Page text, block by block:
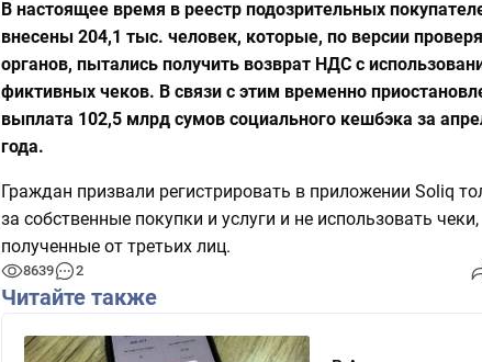
В настоящее время в реестр подозрительных
внесены 204,1 тыс. человек, которые, по версии
органов, пытались получить возврат НДС с
фиктивных чеков. В связи с этим временно
выплата 102,5 млрд сумов социального кешбэка за
года.
Граждан призвали регистрировать в приложении Soliq
за собственные покупки и услуги и не использовать чеки,
полученные от третьих лиц.
8639 2
Читайте также